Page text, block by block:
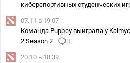
киберспортивных студенческих
07.11 в 19:07
Команда Puppey выиграла у
2 Season 2
3
20.10 в 18:39